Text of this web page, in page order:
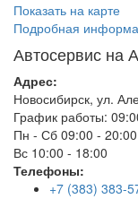
Показать на карте
Подробная
Автосервис на
Адрес:
Новосибирск, ул.
График работы:
Пн - Сб 09:00 - 20:00
Вс 10:00 - 18:00
Телефоны:
+7 (383) 383-